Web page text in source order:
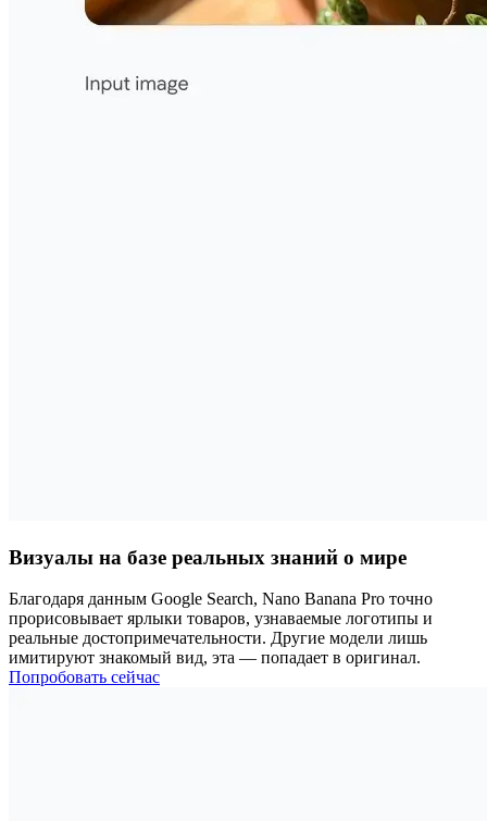
Визуалы на базе реальных знаний о мире
Благодаря данным Google Search, Nano Banana Pro точно
прорисовывает ярлыки товаров, узнаваемые логотипы и
реальные достопримечательности. Другие модели лишь
имитируют знакомый вид, эта — попадает в оригинал.
Попробовать сейчас